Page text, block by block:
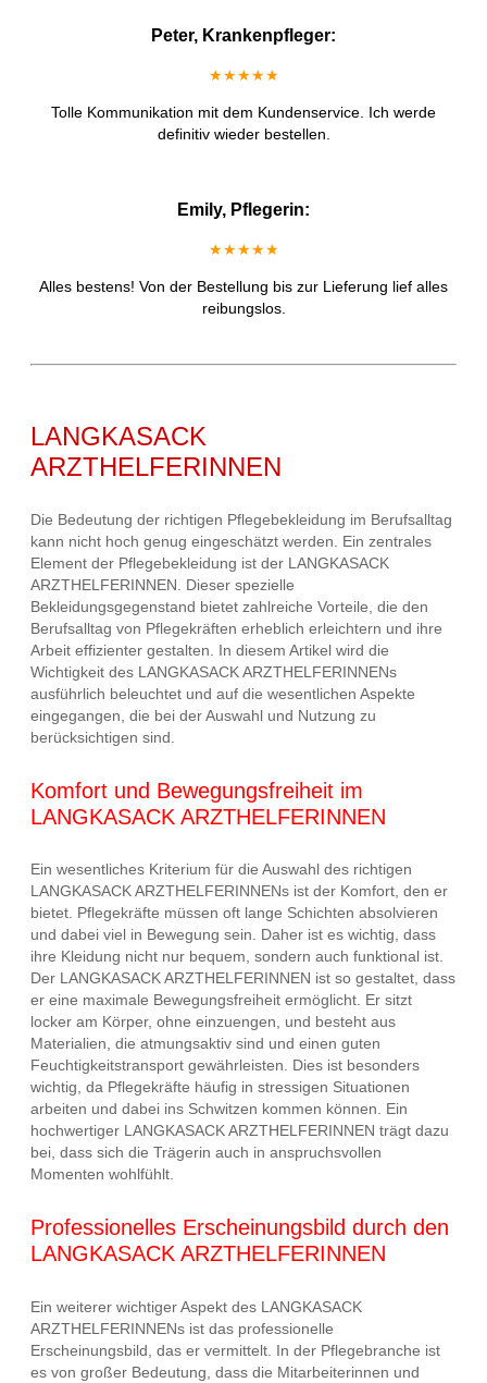
Peter, Krankenpfleger:
★★★★★
Tolle Kommunikation mit dem Kundenservice. Ich werde
definitiv wieder bestellen.
Emily, Pflegerin:
★★★★★
Alles bestens! Von der Bestellung bis zur Lieferung lief alles
reibungslos.
LANGKASACK
ARZTHELFERINNEN
Die Bedeutung der richtigen Pflegebekleidung im Berufsalltag
kann nicht hoch genug eingeschätzt werden. Ein zentrales
Element der Pflegebekleidung ist der LANGKASACK
ARZTHELFERINNEN. Dieser spezielle
Bekleidungsgegenstand bietet zahlreiche Vorteile, die den
Berufsalltag von Pflegekräften erheblich erleichtern und ihre
Arbeit effizienter gestalten. In diesem Artikel wird die
Wichtigkeit des LANGKASACK ARZTHELFERINNENs
ausführlich beleuchtet und auf die wesentlichen Aspekte
eingegangen, die bei der Auswahl und Nutzung zu
berücksichtigen sind.
Komfort und Bewegungsfreiheit im
LANGKASACK ARZTHELFERINNEN
Ein wesentliches Kriterium für die Auswahl des richtigen
LANGKASACK ARZTHELFERINNENs ist der Komfort, den er
bietet. Pflegekräfte müssen oft lange Schichten absolvieren
und dabei viel in Bewegung sein. Daher ist es wichtig, dass
ihre Kleidung nicht nur bequem, sondern auch funktional ist.
Der LANGKASACK ARZTHELFERINNEN ist so gestaltet, dass
er eine maximale Bewegungsfreiheit ermöglicht. Er sitzt
locker am Körper, ohne einzuengen, und besteht aus
Materialien, die atmungsaktiv sind und einen guten
Feuchtigkeitstransport gewährleisten. Dies ist besonders
wichtig, da Pflegekräfte häufig in stressigen Situationen
arbeiten und dabei ins Schwitzen kommen können. Ein
hochwertiger LANGKASACK ARZTHELFERINNEN trägt dazu
bei, dass sich die Trägerin auch in anspruchsvollen
Momenten wohlfühlt.
Professionelles Erscheinungsbild durch den
LANGKASACK ARZTHELFERINNEN
Ein weiterer wichtiger Aspekt des LANGKASACK
ARZTHELFERINNENs ist das professionelle
Erscheinungsbild, das er vermittelt. In der Pflegebranche ist
es von großer Bedeutung, dass die Mitarbeiterinnen und